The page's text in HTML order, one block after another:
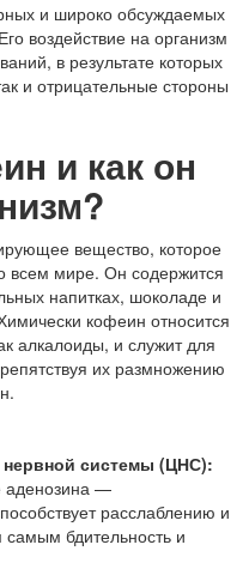
и широко обсуждаемых
воздействие на организм
в результате которых
и отрицательные стороны
и как он
вещество, которое
всем мире. Он содержится
напитках, шоколаде и
кофеин относится
алкалоиды, и служит для
их размножению
системы (ЦНС):
аденозина —
расслаблению и
самым бдительность и